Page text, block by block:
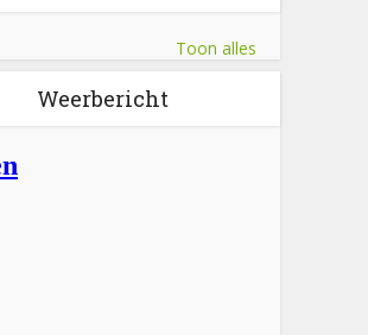
Toon alles
Weerbericht